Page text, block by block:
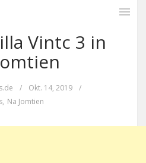
Vintc 3 in
/ Okt. 14, 2019
/
, Na Jomtien